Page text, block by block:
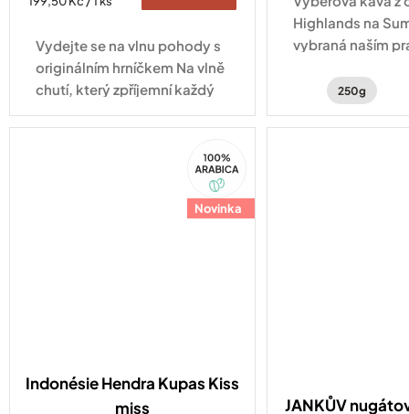
Vydejte se na vlnu pohody s
originálním hrníčkem Na vlně
chutí, který zpříjemní každý
okamžik s vaším oblíbeným
nápojem.
Highlands na
vybraná naším
250g
Novinka
Arabica
Indonésie Hendra Kupas Kiss
miss
JANKŮV